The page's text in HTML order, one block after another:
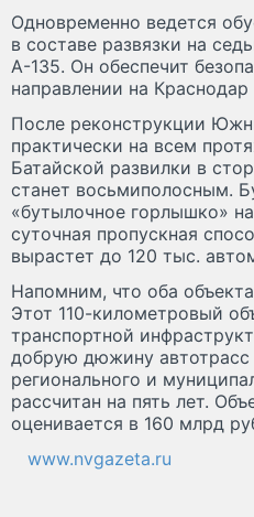
Одновременно ведется
в составе развязки на
А-135. Он обеспечит
направлении на Краснодар
После реконструкции
практически на всем
Батайской развилки в
станет восьмиполосным.
«бутылочное горлышко»
суточная пропускная
вырастет до 120 тыс.
Напомним, что оба
Этот 110-километровый
транспортной
добрую дюжину автотрасс
регионального и
рассчитан на пять лет.
оценивается в 160 млрд
www.nvgazeta.ru